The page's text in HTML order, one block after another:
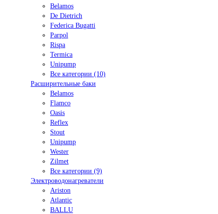
Belamos
De Dietrich
Federica Bugatti
Parpol
Rispa
Termica
Unipump
Все категории (10)
Расширительные баки
Belamos
Flamco
Oasis
Reflex
Stout
Unipump
Wester
Zilmet
Все категории (9)
Электроводонагреватели
Ariston
Atlantic
BALLU